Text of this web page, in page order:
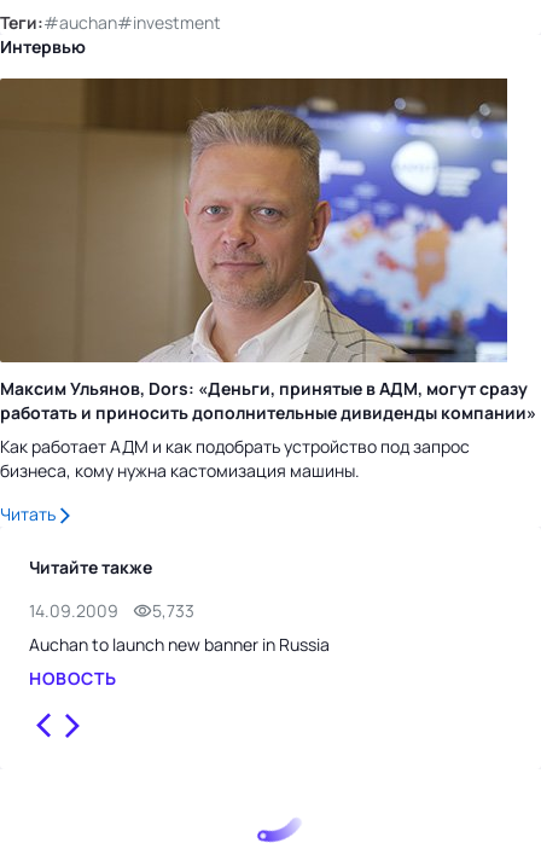
Теги:#auchan#investment
Интервью
Максим Ульянов, Dors: «Деньги, принятые в АДМ, могут сразу
работать и приносить дополнительные дивиденды компании»
Как работает АДМ и как подобрать устройство под запрос
бизнеса, кому нужна кастомизация машины.
Читать
Читайте также
14.09.2009
5,733
Auchan to launch new banner in Russia
НОВОСТЬ